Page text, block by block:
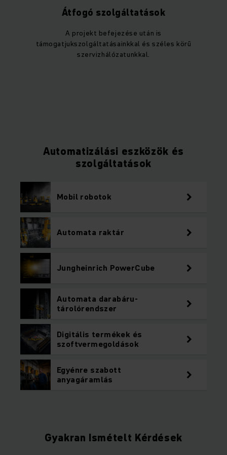
Átfogó szolgáltatások
A projekt befejezése után is
támogatjukszolgáltatásainkkal és széles körű
szervizhálózatunkkal.
Automatizálási eszközök és
szolgáltatások
Mobil robotok
Automata raktár
Jungheinrich PowerCube
Automata darabáru-
tárolórendszer
Digitális termékek és
szoftvermegoldások
Egyénre szabott
anyagáramlás
Gyakran Ismételt Kérdések